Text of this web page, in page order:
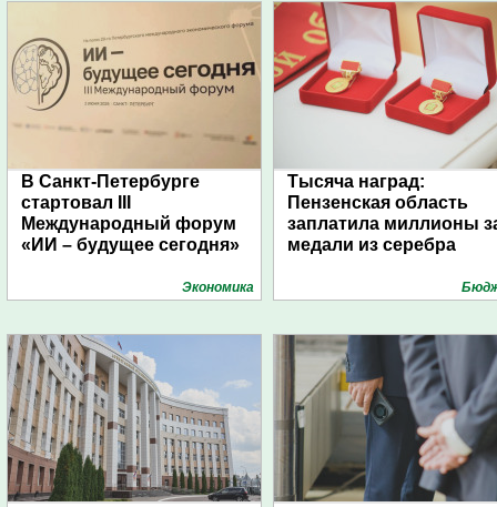
В Санкт-Петербурге
стартовал III
Международный форум
«ИИ – будущее сегодня»
Экономика
Тысяча наград:
Пензенская область
заплатила миллионы
медали из серебра